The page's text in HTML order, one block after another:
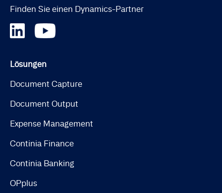
Finden Sie einen Dynamics-Partner
Lösungen
Document Capture
Document Output
Expense Management
Continia Finance
Continia Banking
OPplus